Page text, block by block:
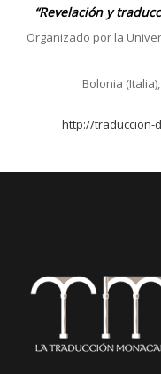
“Revelación y
Organizado por la
Bolonia
http://traduccion-